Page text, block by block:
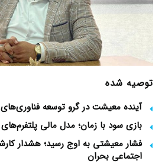
توصیه شده
آینده معیشت در گرو توسعه
بازی سود با زمان؛ مدل مالی پلتفرم‌های
فشار معیشتی به اوج رسید؛ هشدار
اجتماعی بحران